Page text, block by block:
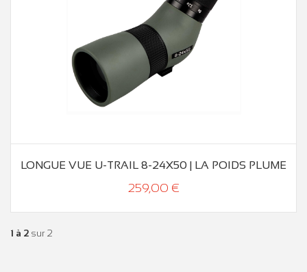
LONGUE VUE U-TRAIL 8-24X50 | LA POIDS PLUME
259,00 €
1 à 2 sur 2